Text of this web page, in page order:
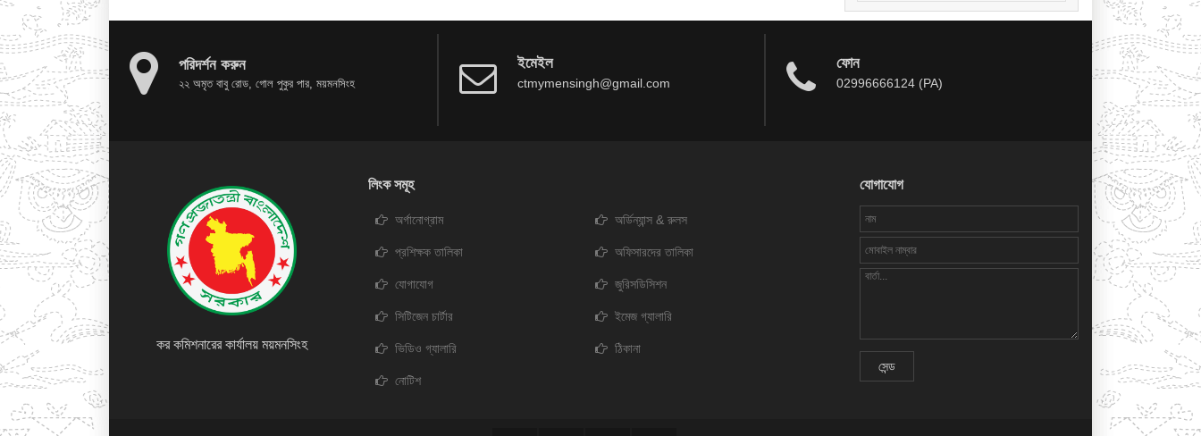
পরিদর্শন করুন
২২ অমৃত বাবু রোড, গোল পুকুর পার, ময়মনসিংহ
ইমেইল
ctmymensingh@gmail.com
ফোন
02996666124 (PA)
কর কমিশনারের কার্যালয় ময়মনসিংহ
লিংক সমূহ
অর্গানোগ্রাম অর্ডিন্যান্স & রুলস
প্রশিক্ষক তালিকা অফিসারদের তালিকা
যোগাযোগ জুরিসডিসিশন
সিটিজেন চার্টার ইমেজ গ্যালারি
ভিডিও গ্যালারি ঠিকানা
নোটিশ
যোগাযোগ